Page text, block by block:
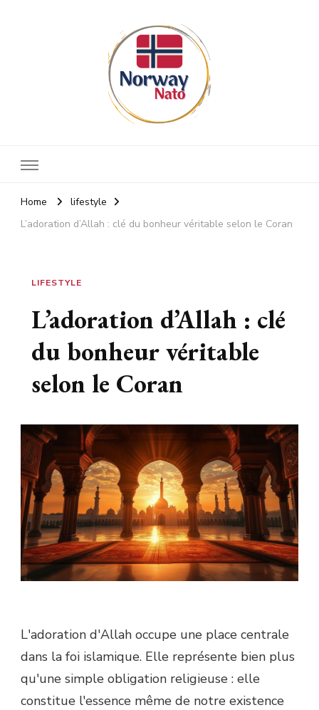
Home
lifestyle
L’adoration d’Allah : clé du bonheur véritable selon le Coran
LIFESTYLE
L’adoration d’Allah : clé
du bonheur véritable
selon le Coran
L'adoration d'Allah occupe une place centrale
dans la foi islamique. Elle représente bien plus
qu'une simple obligation religieuse : elle
constitue l'essence même de notre existence